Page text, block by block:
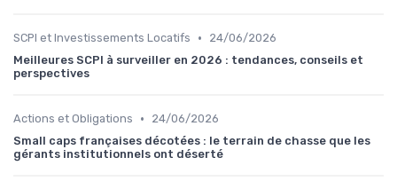
SCPI et Investissements Locatifs •
24/06/2026
Meilleures SCPI à surveiller en 2026 : tendances, conseils et
perspectives
Actions et Obligations •
24/06/2026
Small caps françaises décotées : le terrain de chasse que les
gérants institutionnels ont déserté